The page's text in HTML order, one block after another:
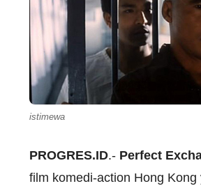
istimewa
PROGRES.ID.- Perfect
film komedi-action Hong Kong